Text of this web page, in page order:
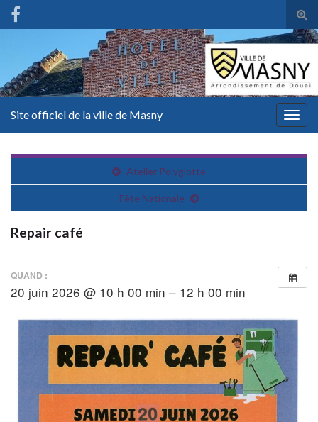
Site officiel de la ville de Masny
Atelier Polyglotte
Fête Nationale
Repair café
QUAND :
20 juin 2026 @ 10 h 00 min – 12 h 00 min